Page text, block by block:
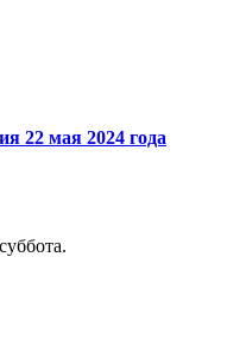
22 мая 2024 года